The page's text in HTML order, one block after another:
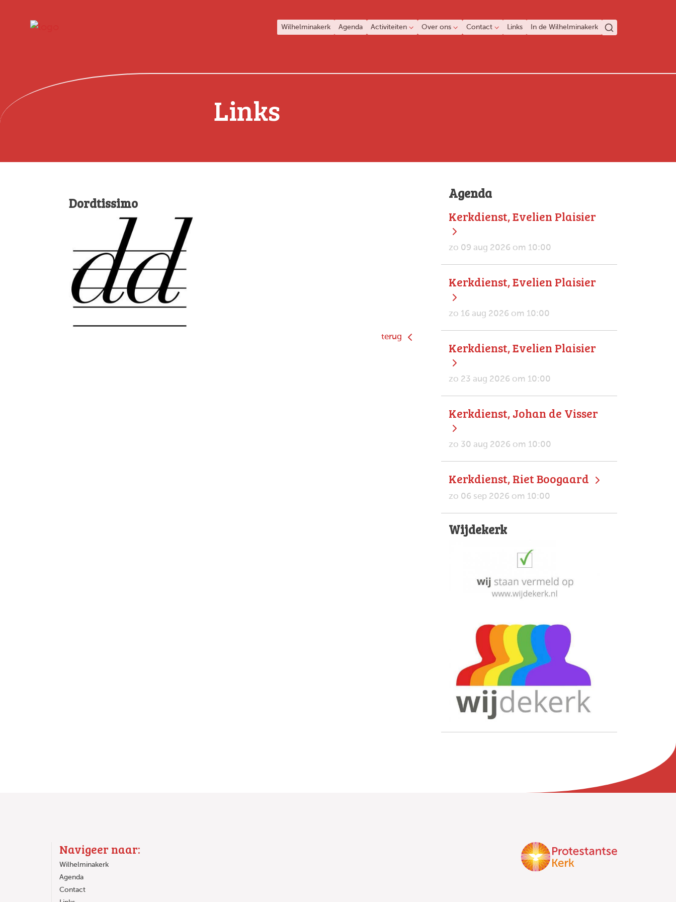
Wilhelminakerk Agenda Activiteiten Over ons Contact Links In de Wilhelminakerk
Links
Dordtissimo
terug
Agenda
Kerkdienst, Evelien Plaisier
zo 09 aug 2026 om 10:00
Kerkdienst, Evelien Plaisier
zo 16 aug 2026 om 10:00
Kerkdienst, Evelien Plaisier
zo 23 aug 2026 om 10:00
Kerkdienst, Johan de Visser
zo 30 aug 2026 om 10:00
Kerkdienst, Riet Boogaard
zo 06 sep 2026 om 10:00
Wijdekerk
Navigeer naar:
Wilhelminakerk
Agenda
Contact